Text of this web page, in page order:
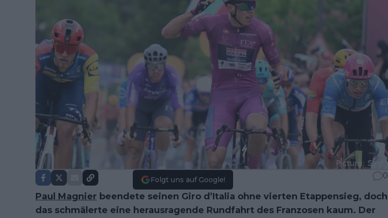
Folgt uns auf Google! 0
Paul Magnier beendete seinen Giro d’Italia ohne vierten Etappensieg, doch
das schmälerte eine herausragende Rundfahrt des Franzosen kaum. Der